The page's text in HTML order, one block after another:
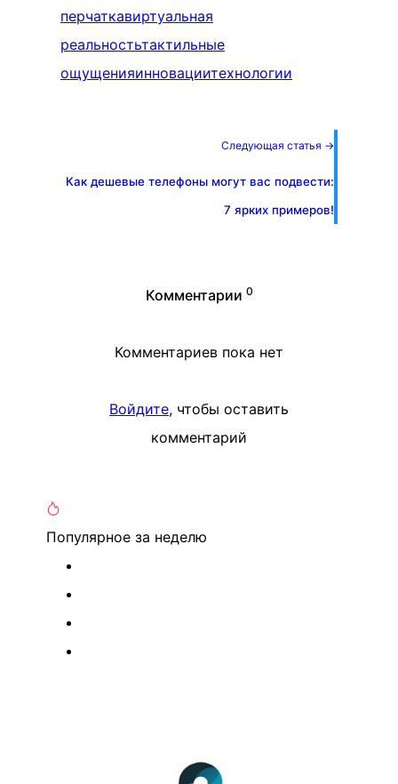
перчаткавиртуальная
реальностьтактильные
ощущенияинновациитехнологии
Следующая статья →
Как дешевые телефоны могут вас подвести:
7 ярких примеров!
Комментарии 0
Комментариев пока нет
Войдите, чтобы оставить
комментарий
Популярное за неделю